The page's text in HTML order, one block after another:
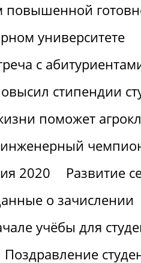
университете
с
стипендии
поможет
2020
Развитие
о зачислении
учёбы для
Поздравление